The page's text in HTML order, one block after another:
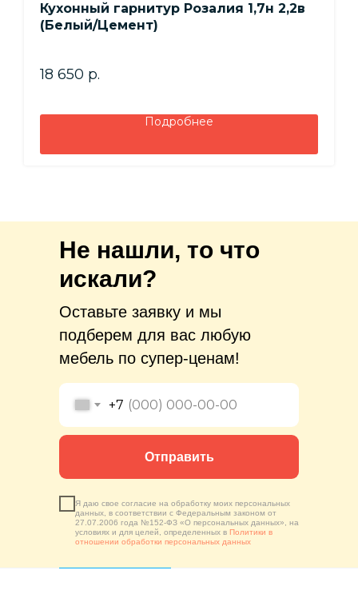
Кухонный гарнитур Розалия 1,7н 2,2в
(Белый/Цемент)
18 650 р.
Подробнее
Не нашли, то что
искали?
Оставьте заявку и мы
подберем для вас любую
мебель по супер-ценам!
+7
Я даю свое согласие на обработку моих персональных
данных, в соответствии с Федеральным законом от
27.07.2006 года №152-ФЗ «О персональных данных», на
условиях и для целей, определенных в Политики в
отношении обработки персональных данных
Отправить